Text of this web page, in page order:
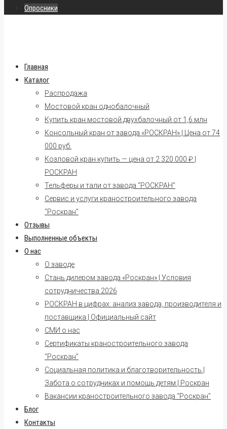
Опросники
Главная
Каталог
Распродажа
Мостовой кран однобалочный
Купить кран мостовой двухбалочный от 1,6 млн
Консольный кран от завода «РОСКРАН» | Цена от 74
000 руб.
Козловой кран купить — цена от 2 320 000 ₽ |
РОСКРАН
Тельферы и тали от завода “РОСКРАН”
Сервис и услуги краностроительного завода
“Роскран”
Отзывы
Выполненные объекты
О нас
О заводе
Стань дилером завода «Роскран» | Условия
сотрудничества 2026
РОСКРАН в цифрах: анализ завода, производителя и
поставщика | Официальный сайт
СМИ о нас
Сертификаты краностроительного завода
“Роскран”
Социальная политика и благотворительность |
Забота о сотрудниках и помощь детям | Роскран
Вакансии краностроительного завода “Роскран”
Блог
Контакты